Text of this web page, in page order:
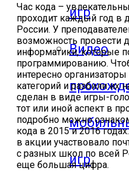
игр
Видео
игр
Час кода –
проходит каждый год в
России. У
возможность провести
информатики, которые
программированию.
интересно
категорий и разбили их
сделан в виде игры-
тот или иной аспект в
подробно можно
кода в 2015 и 2016
в акции участвовало
с разных школ по всей
еще большая цифра.